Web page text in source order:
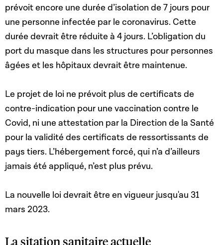
prévoit encore une durée d’isolation de 7 jours pour
une personne infectée par le coronavirus. Cette
durée devrait être réduite à 4 jours. L’obligation du
port du masque dans les structures pour personnes
âgées et les hôpitaux devrait être maintenue.
Le projet de loi ne prévoit plus de certificats de
contre-indication pour une vaccination contre le
Covid, ni une attestation par la Direction de la Santé
pour la validité des certificats de ressortissants de
pays tiers. L’hébergement forcé, qui n’a d’ailleurs
jamais été appliqué, n’est plus prévu.
La nouvelle loi devrait être en vigueur jusqu'au 31
mars 2023.
La sitation sanitaire actuelle